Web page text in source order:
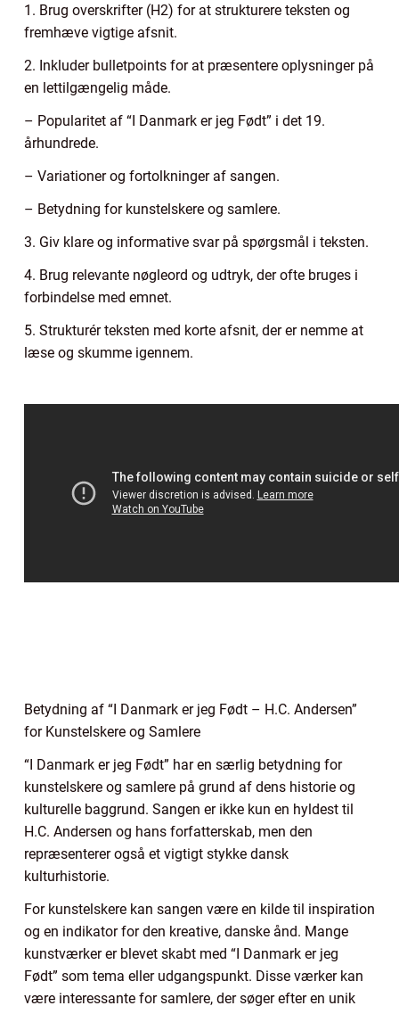
1. Brug overskrifter (H2) for at strukturere teksten og
fremhæve vigtige afsnit.
2. Inkluder bulletpoints for at præsentere oplysninger på
en lettilgængelig måde.
– Popularitet af “I Danmark er jeg Født” i det 19.
århundrede.
– Variationer og fortolkninger af sangen.
– Betydning for kunstelskere og samlere.
3. Giv klare og informative svar på spørgsmål i teksten.
4. Brug relevante nøgleord og udtryk, der ofte bruges i
forbindelse med emnet.
5. Strukturér teksten med korte afsnit, der er nemme at
læse og skumme igennem.
Betydning af “I Danmark er jeg Født – H.C. Andersen”
for Kunstelskere og Samlere
“I Danmark er jeg Født” har en særlig betydning for
kunstelskere og samlere på grund af dens historie og
kulturelle baggrund. Sangen er ikke kun en hyldest til
H.C. Andersen og hans forfatterskab, men den
repræsenterer også et vigtigt stykke dansk
kulturhistorie.
For kunstelskere kan sangen være en kilde til inspiration
og en indikator for den kreative, danske ånd. Mange
kunstværker er blevet skabt med “I Danmark er jeg
Født” som tema eller udgangspunkt. Disse værker kan
være interessante for samlere, der søger efter en unik